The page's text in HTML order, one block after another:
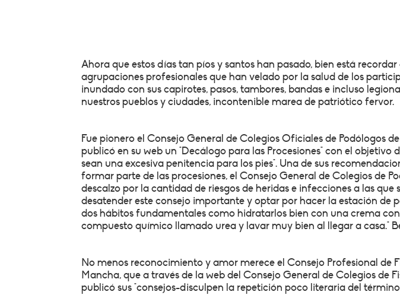
Ahora que estos días tan píos y santos han pasado, bien está
agrupaciones profesionales que han velado por la salud de los
inundado con sus capirotes, pasos, tambores, bandas e incluso
nuestros pueblos y ciudades, incontenible marea de patriótico fervor.
Fue pionero el Consejo General de Colegios Oficiales de Podólogos
publicó en su web un "Decálogo para las Procesiones" con el objetivo
sean una excesiva penitencia para los pies". Una de sus
formar parte de las procesiones, el Consejo General de Colegios de
descalzo por la cantidad de riesgos de heridas e infecciones a las que
desatender este consejo importante y optar por hacer la estación de
dos hábitos fundamentales como hidratarlos bien con una crema
compuesto químico llamado urea y lavar muy bien al llegar a casa."
No menos reconocimiento y amor merece el Consejo Profesional de
Mancha, que a través de la web del Consejo General de Colegios de
publicó sus "consejos-disculpen la repetición poco literaria del